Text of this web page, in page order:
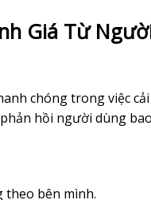
Giá Từ
chóng trong việc
hồi người dùng
theo bên mình.